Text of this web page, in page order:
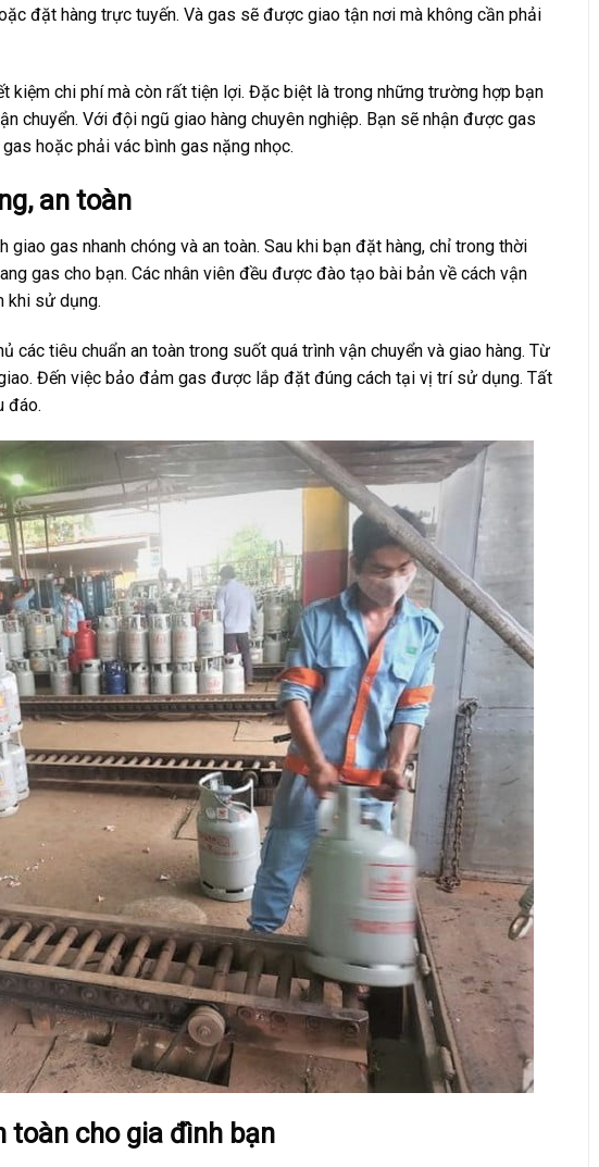
đặt hàng trực tuyến. Và gas sẽ được giao tận nơi mà không cần phải
kiệm chi phí mà còn rất tiện lợi. Đặc biệt là trong những trường hợp bạn
chuyển. Với đội ngũ giao hàng chuyên nghiệp. Bạn sẽ nhận được gas
hoặc phải vác bình gas nặng nhọc.
an toàn
gas nhanh chóng và an toàn. Sau khi bạn đặt hàng, chỉ trong thời
gas cho bạn. Các nhân viên đều được đào tạo bài bản về cách vận
khi sử dụng.
các tiêu chuẩn an toàn trong suốt quá trình vận chuyển và giao hàng. Từ
Đến việc bảo đảm gas được lắp đặt đúng cách tại vị trí sử dụng. Tất
đáo.
cho gia đình bạn